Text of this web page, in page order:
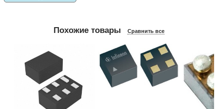
Похожие товары Сравнить все